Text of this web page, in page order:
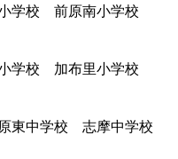
学校 前原南小学校
学校 加布里小学校
東中学校 志摩中学校